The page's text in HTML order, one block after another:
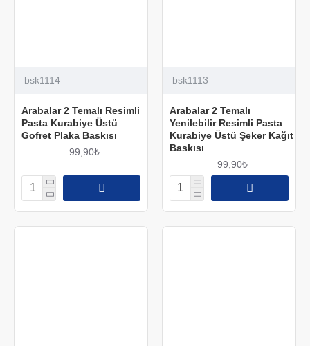
bsk1114
Arabalar 2 Temalı Resimli
Pasta Kurabiye Üstü
Gofret Plaka Baskısı
99,90₺
bsk1113
Arabalar 2 Temalı
Yenilebilir Resimli Pasta
Kurabiye Üstü Şeker Kağıt
Baskısı
99,90₺